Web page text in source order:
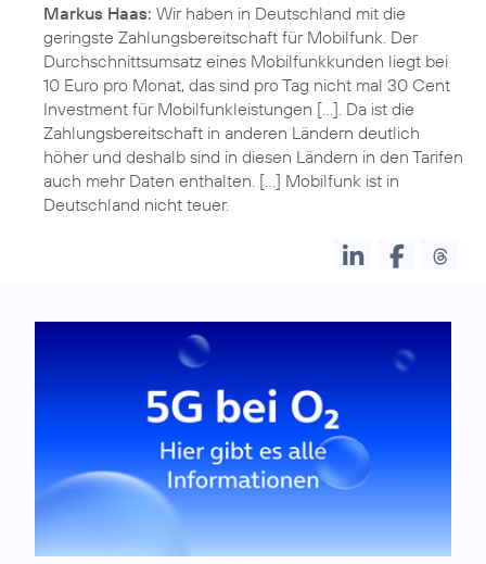
Markus Haas: Wir haben in Deutschland mit die
geringste Zahlungsbereitschaft für Mobilfunk. Der
Durchschnittsumsatz eines Mobilfunkkunden liegt bei
10 Euro pro Monat, das sind pro Tag nicht mal 30 Cent
Investment für Mobilfunkleistungen [...]. Da ist die
Zahlungsbereitschaft in anderen Ländern deutlich
höher und deshalb sind in diesen Ländern in den Tarifen
auch mehr Daten enthalten. [...] Mobilfunk ist in